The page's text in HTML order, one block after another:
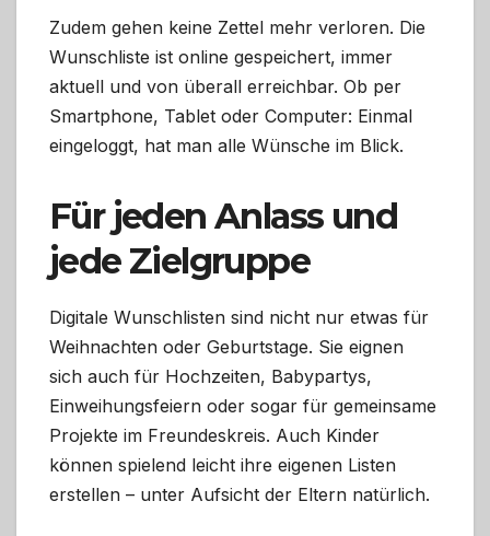
Zudem gehen keine Zettel mehr verloren. Die
Wunschliste ist online gespeichert, immer
aktuell und von überall erreichbar. Ob per
Smartphone, Tablet oder Computer: Einmal
eingeloggt, hat man alle Wünsche im Blick.
Für jeden Anlass und
jede Zielgruppe
Digitale Wunschlisten sind nicht nur etwas für
Weihnachten oder Geburtstage. Sie eignen
sich auch für Hochzeiten, Babypartys,
Einweihungsfeiern oder sogar für gemeinsame
Projekte im Freundeskreis. Auch Kinder
können spielend leicht ihre eigenen Listen
erstellen – unter Aufsicht der Eltern natürlich.